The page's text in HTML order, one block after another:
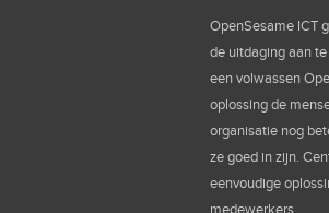
OpenSesame ICT
de uitdaging aan
een volwassen
oplossing de
organisatie nog
ze goed in zijn.
eenvoudige
medewerkers.